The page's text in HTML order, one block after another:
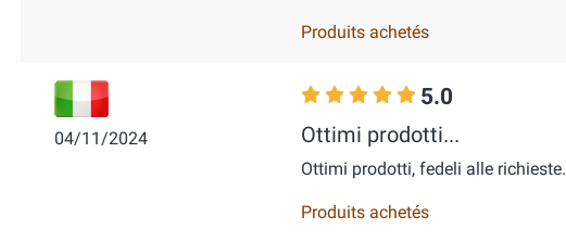
Produits achetés
04/11/2024
5.0
Ottimi prodotti...
Ottimi prodotti, fedeli alle richieste.
Produits achetés